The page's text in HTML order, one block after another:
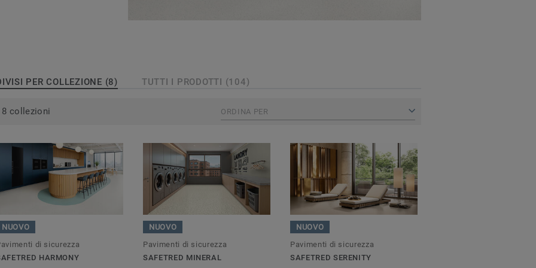
vinilici
C, R10 e R11 a
con calzature.
collezione Safetred
con tutta la
maggior facilità di
PER COLLEZIONE (8) TUTTI I PRODOTTI (104)
8 collezioni ORDINA PER
NUOVO
di sicurezza
HARMONY
NUOVO
Pavimenti di sicurezza
SAFETRED MINERAL
NUOVO
Pavimenti di sicurezza
SAFETRED SERENITY